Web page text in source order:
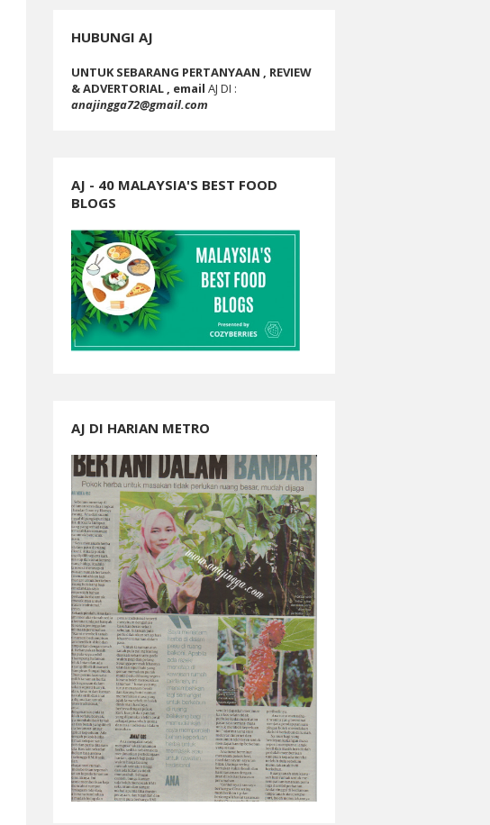
HUBUNGI AJ
UNTUK SEBARANG PERTANYAAN , REVIEW
& ADVERTORIAL , email AJ DI :
anajingga72@gmail.com
AJ - 40 MALAYSIA'S BEST FOOD
BLOGS
AJ DI HARIAN METRO